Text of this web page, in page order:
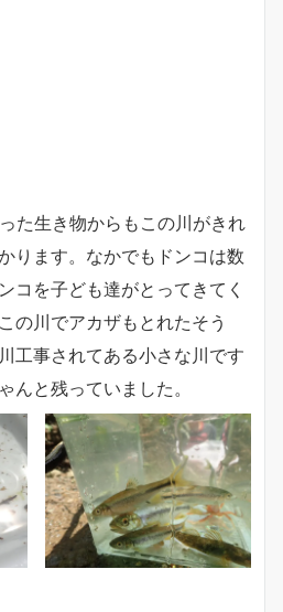
た生き物からもこの川がきれ
ります。なかでもドンコは数
コを子ども達がとってきてく
の川でアカザもとれたそう
工事されてある小さな川です
んと残っていました。